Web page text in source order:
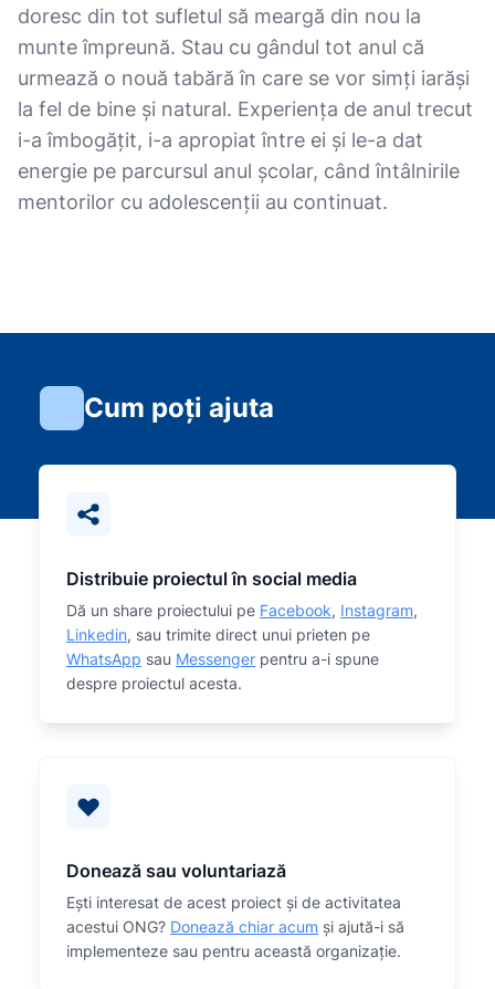
doresc din tot sufletul să meargă din nou la
munte împreună. Stau cu gândul tot anul că
urmează o nouă tabără în care se vor simți iarăși
la fel de bine și natural. Experiența de anul trecut
i-a îmbogățit, i-a apropiat între ei și le-a dat
energie pe parcursul anul școlar, când întâlnirile
mentorilor cu adolescenții au continuat.
Cum poți ajuta
Distribuie proiectul în social media
Dă un share proiectului pe Facebook, Instagram,
Linkedin, sau trimite direct unui prieten pe
WhatsApp sau Messenger pentru a-i spune
despre proiectul acesta.
Donează sau voluntariază
Eşti interesat de acest proiect și de activitatea
acestui ONG? Donează chiar acum și ajută-i să
implementeze sau pentru această organizaţie.